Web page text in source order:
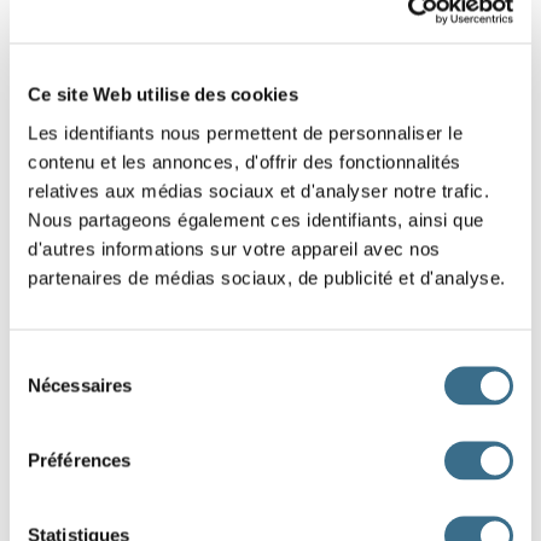
Ce site Web utilise des cookies
Les identifiants nous permettent de personnaliser le
contenu et les annonces, d'offrir des fonctionnalités
relatives aux médias sociaux et d'analyser notre trafic.
Nous partageons également ces identifiants, ainsi que
d'autres informations sur votre appareil avec nos
partenaires de médias sociaux, de publicité et d'analyse.
Nécessaires
Préférences
Statistiques
qu'il s'outille